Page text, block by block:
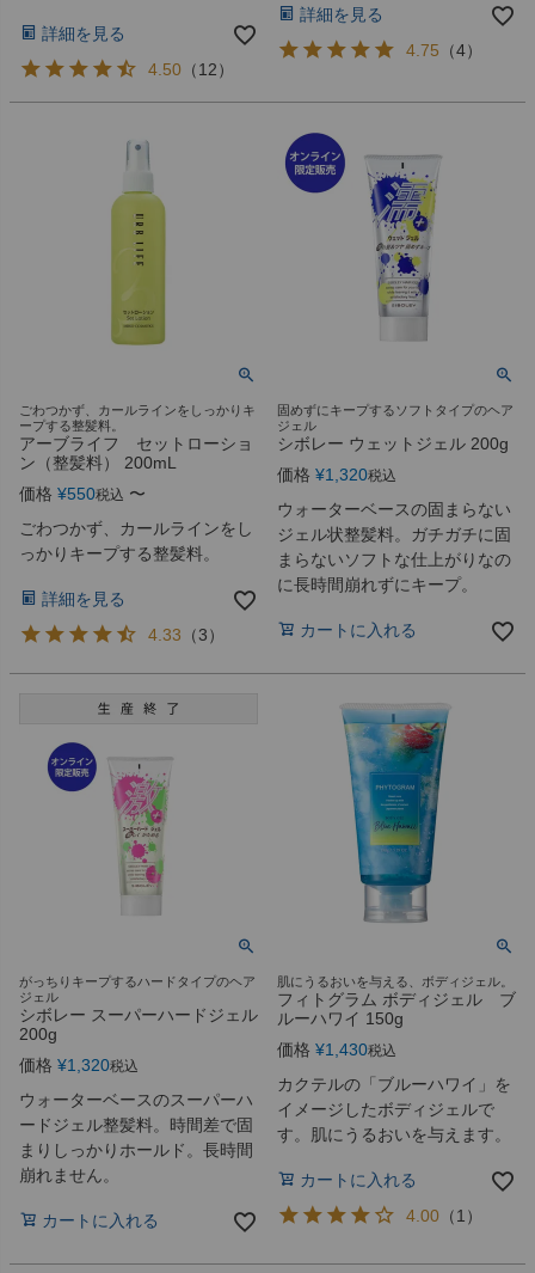
詳細を見る
4.50 （12）
詳細を見る
4.75 （4）
ごわつかず、カールラインをしっかりキ
ープする整髪料。
アーブライフ セットローショ
ン（整髪料） 200mL
価格 ¥550税込 〜
ごわつかず、カールラインをし
っかりキープする整髪料。
詳細を見る
4.33 （3）
固めずにキープするソフトタイプのヘア
ジェル
シボレー ウェットジェル 200g
価格 ¥1,320税込
ウォーターベースの固まらない
ジェル状整髪料。ガチガチに固
まらないソフトな仕上がりなの
に長時間崩れずにキープ。
カートに入れる
がっちりキープするハードタイプのヘア
ジェル
シボレー スーパーハードジェル
200g
価格 ¥1,320税込
ウォーターベースのスーパーハ
ードジェル整髪料。時間差で固
まりしっかりホールド。長時間
崩れません。
カートに入れる
肌にうるおいを与える、ボディジェル。
フィトグラム ボディジェル ブ
ルーハワイ 150g
価格 ¥1,430税込
カクテルの「ブルーハワイ」を
イメージしたボディジェルで
す。肌にうるおいを与えます。
カートに入れる
4.00 （1）